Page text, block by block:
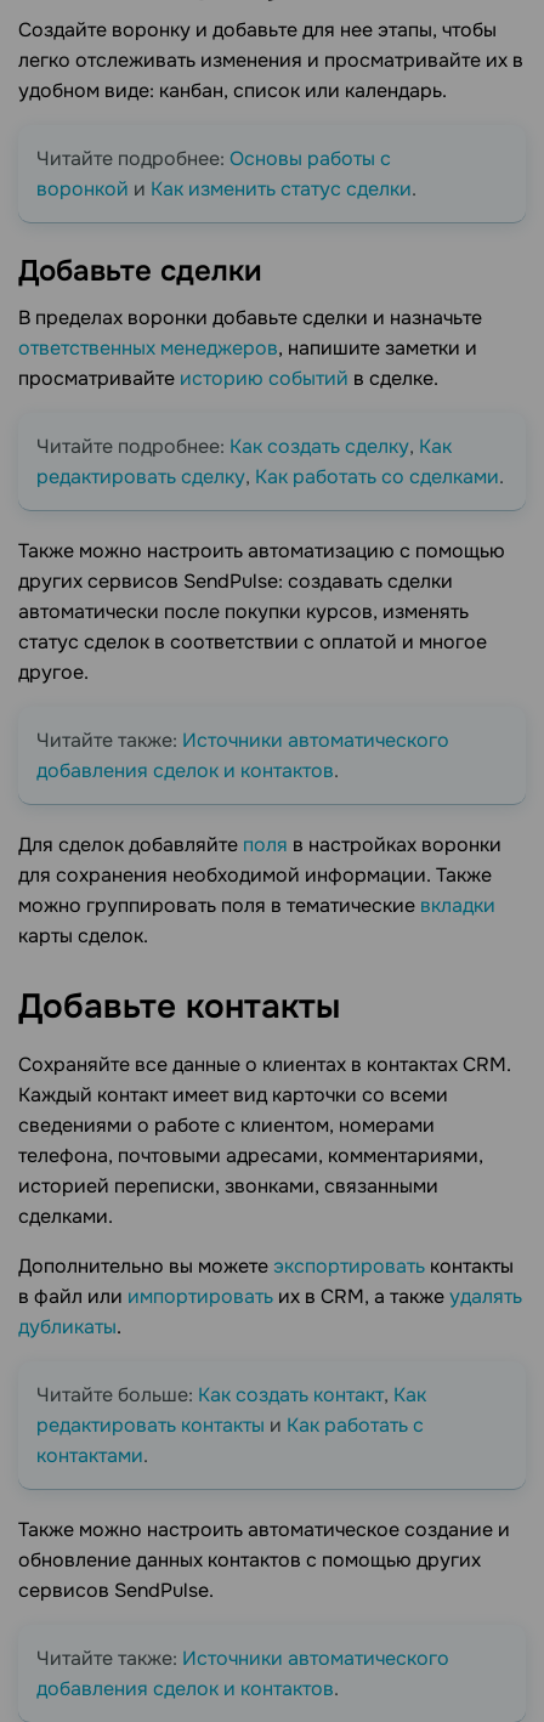
Создайте воронку и добавьте для нее этапы, чтобы
легко отслеживать изменения и просматривайте их в
удобном виде: канбан, список или календарь.
Читайте подробнее: Основы работы с
воронкой и Как изменить статус сделки.
Добавьте сделки
В пределах воронки добавьте сделки и назначьте
ответственных менеджеров, напишите заметки и
просматривайте историю событий в сделке.
Читайте подробнее: Как создать сделку, Как
редактировать сделку, Как работать со сделками.
Также можно настроить автоматизацию с помощью
других сервисов SendPulse: создавать сделки
автоматически после покупки курсов, изменять
статус сделок в соответствии с оплатой и многое
другое.
Читайте также: Источники автоматического
добавления сделок и контактов.
Для сделок добавляйте поля в настройках воронки
для сохранения необходимой информации. Также
можно группировать поля в тематические вкладки
карты сделок.
Добавьте контакты
Сохраняйте все данные о клиентах в контактах CRM.
Каждый контакт имеет вид карточки со всеми
сведениями о работе с клиентом, номерами
телефона, почтовыми адресами, комментариями,
историей переписки, звонками, связанными
сделками.
Дополнительно вы можете экспортировать контакты
в файл или импортировать их в CRM, а такжеудалять
дубликаты.
Читайте больше: Как создать контакт, Как
редактировать контакты и Как работать с
контактами.
Также можно настроить автоматическое создание и
обновление данных контактов с помощью других
сервисов SendPulse.
Читайте также: Источники автоматического
добавления сделок и контактов.